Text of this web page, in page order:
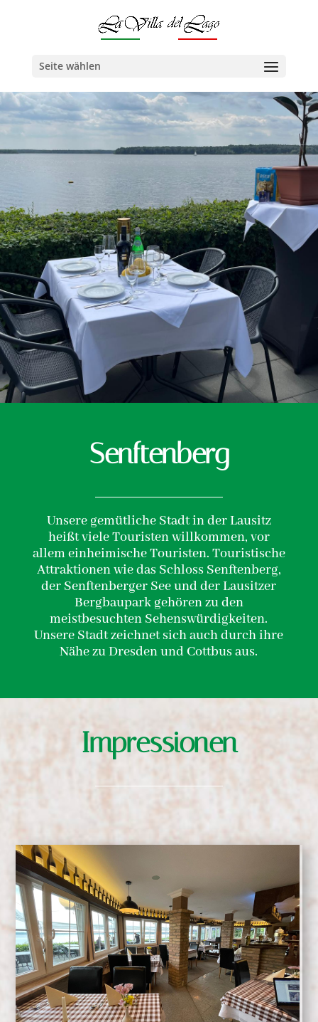
Seite wählen
Senftenberg
Unsere gemütliche Stadt in der Lausitz
heißt viele Touristen willkommen, vor
allem einheimische Touristen. Touristische
Attraktionen wie das Schloss Senftenberg,
der Senftenberger See und der Lausitzer
Bergbaupark gehören zu den
meistbesuchten Sehenswürdigkeiten.
Unsere Stadt zeichnet sich auch durch ihre
Nähe zu Dresden und Cottbus aus.
Impressionen